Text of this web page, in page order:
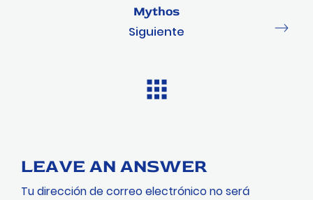
Mythos
Siguiente
LEAVE AN ANSWER
Tu dirección de correo electrónico no será